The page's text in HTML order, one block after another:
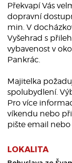
Překvapí Vás
dopravní
min. V
Vyšehrad s
vybavenost v
Pankrác.
Majitelka
spolubydlení.
Pro více
víkendu nebo
pište email
LOKALITA